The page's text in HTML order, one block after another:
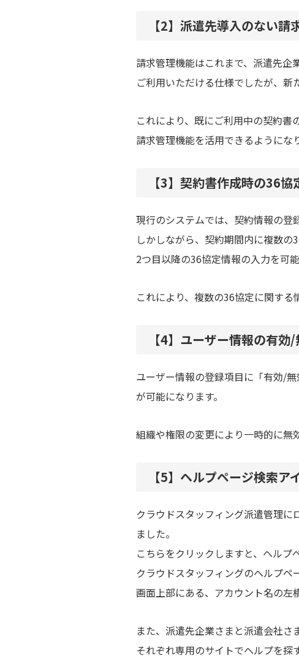
【2】 派遣先導入のない請
請求管理機能はこれまで、派遣先企
ご利用いただける仕様でしたが、新
これにより、既にご利用中の契約書
請求管理機能を活用できるようにな
【3】 契約書作成時の36協
現行のシステムでは、契約情報の登
しかしながら、契約期間内に複数の
2つ目以降の36協定情報の入力を可能
これにより、複数の36協定に関する
【4】 ユーザー情報の有効
ユーザー情報の登録項目に「有効/無
が可能になります。
組織や権限の変更により一時的に無
【5】 ヘルプページ検索ア
クラウドスタッフィング派遣管理に
ました。
こちらをクリックしますと、ヘルプ
クラウドスタッフィングのヘルプペ
画面上部にある、アカウント名の左
また、派遣先企業さまと派遣会社さ
それぞれ専用のサイトでヘルプを探